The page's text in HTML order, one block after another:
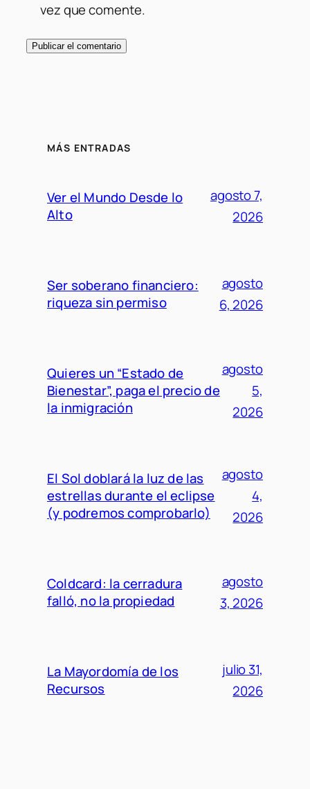
vez que comente.
MÁS ENTRADAS
Ver el Mundo Desde lo
Alto
agosto 7,
2026
Ser soberano financiero:
riqueza sin permiso
agosto
6, 2026
Quieres un “Estado de
Bienestar”, paga el precio de
la inmigración
agosto
5,
2026
El Sol doblará la luz de las
estrellas durante el eclipse
(y podremos comprobarlo)
agosto
4,
2026
Coldcard: la cerradura
falló, no la propiedad
agosto
3, 2026
La Mayordomía de los
Recursos
julio 31,
2026